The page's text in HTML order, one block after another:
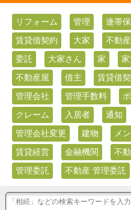
リフォーム 管理 連帯
賃貸借契約
大家 不動産
委託
大家さん 家
不動産屋
借主 賃貸借
管理会社
管理手数料
クレーム
入居者 通知
管理会社変更
建物 メ
賃貸経営
金融機関 不
管理委託
不動産 管理委託